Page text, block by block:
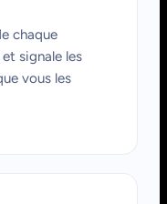
chaque
signale les
vous les